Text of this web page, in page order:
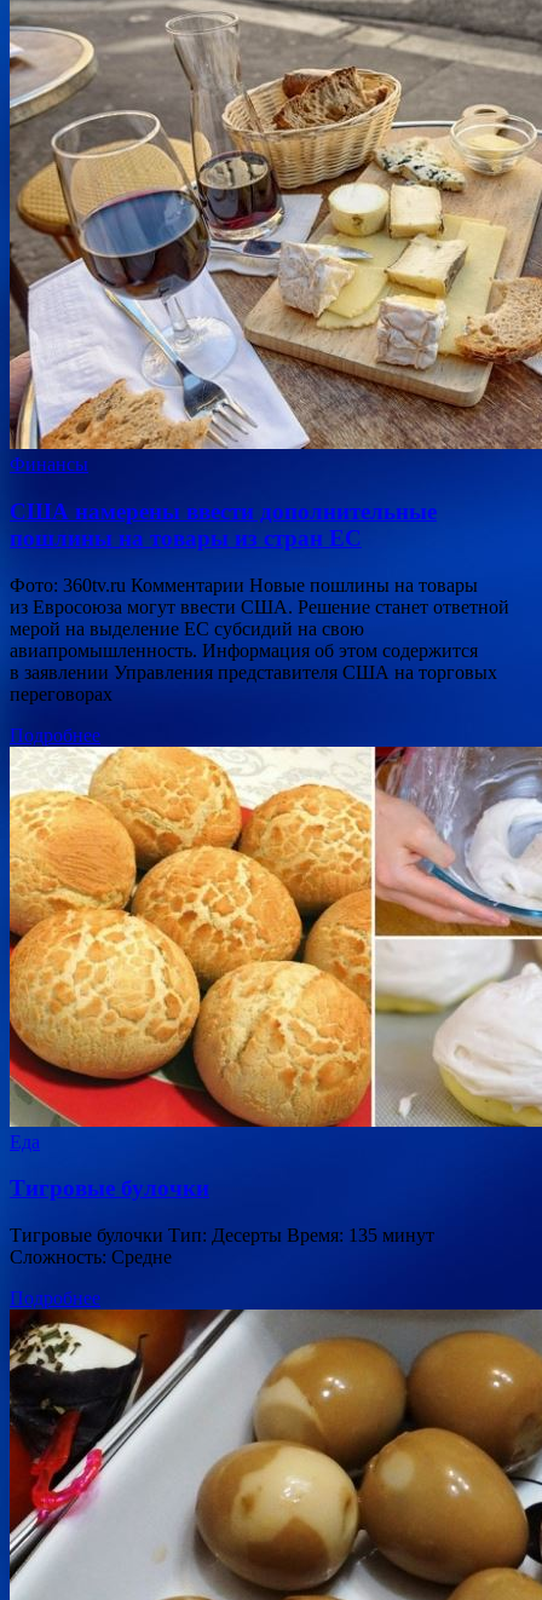
Финансы
США намерены ввести дополнительные
пошлины на товары из стран ЕС
Фото: 360tv.ru Комментарии Новые пошлины на товары
из Евросоюза могут ввести США. Решение станет ответной
мерой на выделение ЕС субсидий на свою
авиапромышленность. Информация об этом содержится
в заявлении Управления представителя США на торговых
переговорах
Подробнее
Еда
Тигровые булочки
Тигровые булочки Тип: Десерты Время: 135 минут
Сложность: Средне
Подробнее